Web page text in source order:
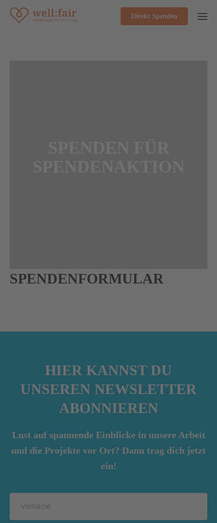
Direkt Spenden
SPENDENFORMULAR
HIER KANNST DU
UNSEREN NEWSLETTER
ABONNIEREN
Lust auf spannende Einblicke in unsere Arbeit
und die Projekte vor Ort? Dann trag dich jetzt
ein!